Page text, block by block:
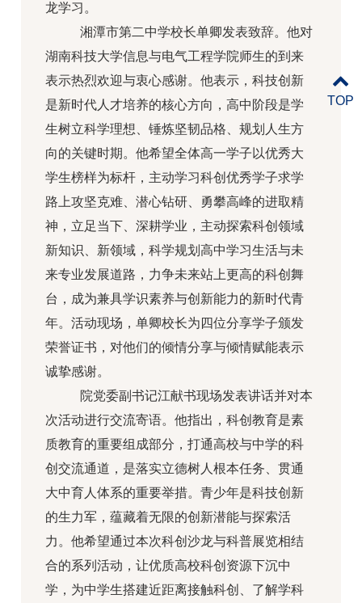
龙学习。
湘潭市第二中学校长单卿发表致辞。他对
湖南科技大学信息与电气工程学院师生的到来
表示热烈欢迎与衷心感谢。他表示，科技创新
是新时代人才培养的核心方向，高中阶段是学
生树立科学理想、锤炼坚韧品格、规划人生方
向的关键时期。他希望全体高一学子以优秀大
学生榜样为标杆，主动学习科创优秀学子求学
路上攻坚克难、潜心钻研、勇攀高峰的进取精
神，立足当下、深耕学业，主动探索科创领域
新知识、新领域，科学规划高中学习生活与未
来专业发展道路，力争未来站上更高的科创舞
台，成为兼具学识素养与创新能力的新时代青
年。活动现场，单卿校长为四位分享学子颁发
荣誉证书，对他们的倾情分享与倾情赋能表示
诚挚感谢。
院党委副书记江献书现场发表讲话并对本
次活动进行交流寄语。他指出，科创教育是素
质教育的重要组成部分，打通高校与中学的科
创交流通道，是落实立德树人根本任务、贯通
大中育人体系的重要举措。青少年是科技创新
的生力军，蕴藏着无限的创新潜能与探索活
力。他希望通过本次科创沙龙与科普展览相结
合的系列活动，让优质高校科创资源下沉中
学，为中学生搭建近距离接触科创、了解学科
TOP